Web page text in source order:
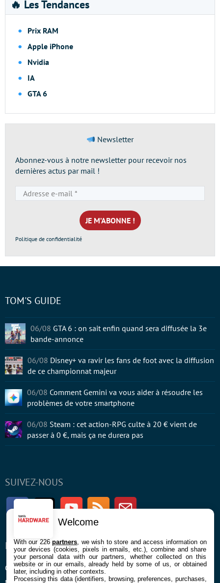
🔥 Les Tendances
Prix RAM
Apple iPhone
Nvidia
IA
GTA 6
Newsletter
Abonnez-vous à notre newsletter pour recevoir nos
dernières actus par mail !
e-
mail
*
Politique de confidentialité
SUIVEZ-NOUS
FacebookTwitter Youtube RSS Newsletter
ENTREPRISE
Confidentialité et Cookies
À PROPOS
Contact
TOM'S GUIDE
06/08 GTA 6 : on sait enfin quand sera diffusée la 3e
bande-annonce
06/08 Disney+ va ravir les fans de foot avec la diffusion
de ce championnat majeur
06/08 Comment Gemini va vous aider à résoudre les
problèmes de votre smartphone
06/08 Steam : cet action-RPG culte à 20 € vient de
passer à 0 €, mais ça ne durera pas
Welcome
With our 226partners , we wish to store and access information on
your devices (cookies, pixels in emails, etc.), combine and share
your personal data with our partners, whether collected on this
website or in our emails, already held by some of us, or obtained
later, including in other contexts.
Processing this data (identifiers, browsing, preferences, purchases,